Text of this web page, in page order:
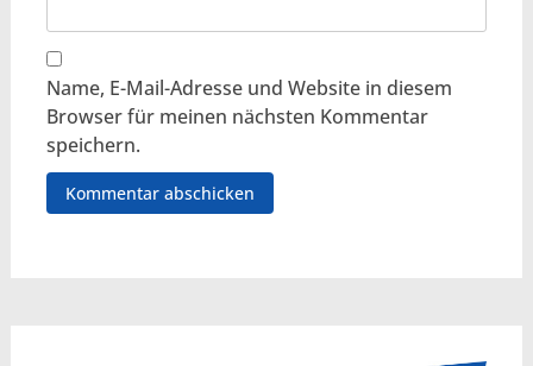
Name, E-Mail-Adresse und Website in diesem
Browser für meinen nächsten Kommentar
speichern.